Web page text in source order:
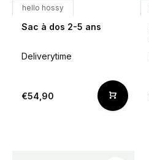
hello hossy
Sac à dos 2-5 ans
Deliverytime
€54,90